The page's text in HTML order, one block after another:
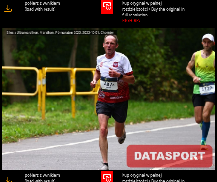
pobierz z wynikiem
(load with result)
Kup oryginał w pełnej
rozdzielczości / Buy the original in
full resolution
HIGH-RES
pobierz z wynikiem
(load with result)
Kup oryginał w pełnej
rozdzielczości / Buy the original in